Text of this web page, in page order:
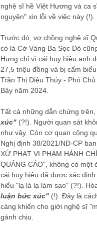
nghệ sĩ hề Việt Hương và ca
nguyện" xin lỗi về việc này (!).
Trước đó, vợ chồng nghệ sĩ
có lá Cờ Vàng Ba Sọc Đỏ
Hưng chỉ vì cái huy hiệu anh
27,5 triệu đồng và bị cấm
Trần Thị Diệu Thúy - Phó
Bảy năm 2024.
Tất cả những dẫn chứng
xúc" (?!). Người quan sát
như vậy. Còn cơ quan công
Nghị định 38/2021/NĐ-CP
XỬ PHẠT VI PHẠM HÀNH
QUẢNG CÁO", không có một
cái huy hiệu đã được xác
hiểu "lạ là lạ làm sao" (?!).
luận bức xúc" (!). Đây là
càng khiến cho giới nghệ sĩ
gánh chịu.